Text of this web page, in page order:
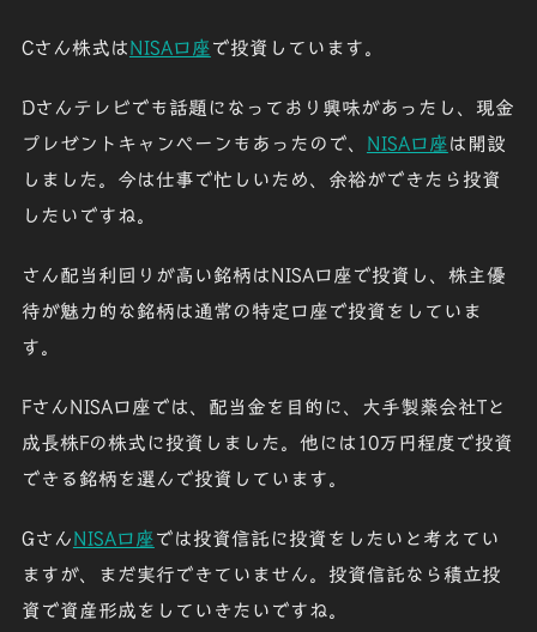
Cさん株式はNISA口座で投資しています。
Dさんテレビでも話題になっており興味があったし、現金
プレゼントキャンペーンもあったので、 NISA口座は開設
しました。今は仕事で忙しいため、余裕ができたら投資
したいですね。
さん配当利回りが高い銘柄はNISA口座で投資し、株主優
待が魅力的な銘柄は通常の特定口座で投資をしていま
す。
FさんNISA口座では、配当金を目的に、大手製薬会社Tと
成長株Fの株式に投資しました。他には10万円程度で投資
できる銘柄を選んで投資しています。
GさんNISA口座では投資信託に投資をしたいと考えてい
ますが、まだ実行できていません。投資信託なら積立投
資で資産形成をしていきたいですね。